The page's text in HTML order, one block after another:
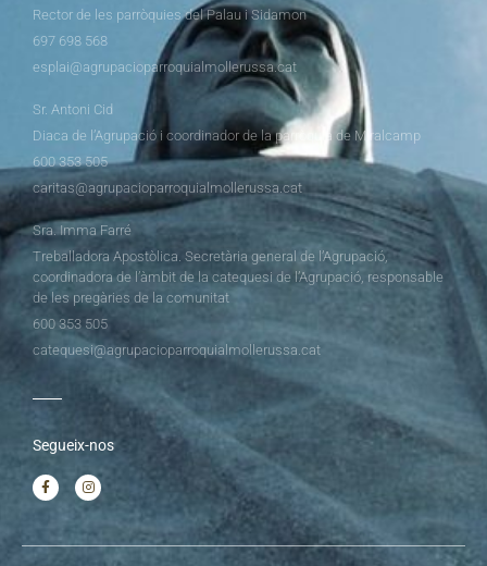
Rector de les parròquies del Palau i Sidamon
697 698 568
esplai@agrupacioparroquialmollerussa.cat
Sr. Antoni Cid
Diaca de l’Agrupació i coordinador de la parròquia de Miralcamp
600 353 505
caritas@agrupacioparroquialmollerussa.cat
Sra. Imma Farré
Treballadora Apostòlica. Secretària general de l’Agrupació,
coordinadora de l’àmbit de la catequesi de l’Agrupació, responsable
de les pregàries de la comunitat
600 353 505
catequesi@agrupacioparroquialmollerussa.cat
Segueix-nos